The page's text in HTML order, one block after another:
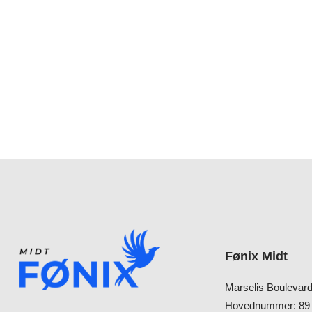
Fønix Midt
Marselis
Hovednummer: 89